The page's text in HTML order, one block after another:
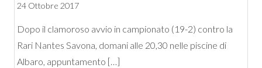
24 Ottobre 2017
Dopo il clamoroso avvio in campionato (19-2) contro la
Rari Nantes Savona, domani alle 20,30 nelle piscine di
Albaro, appuntamento […]